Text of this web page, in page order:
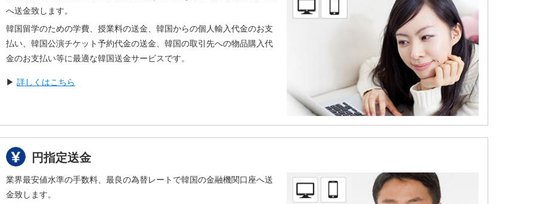
へ送金致します。
韓国留学のための学費、授業料の送金、韓国からの個人輸入代金のお支
払い、韓国公演チケット予約代金の送金、韓国の取引先への物品購入代
金のお支払い等に最適な韓国送金サービスです。
▶ 詳しくはこちら
円指定送金
業界最安値水準の手数料、最良の為替レートで韓国の金融機関口座へ送
金致します。